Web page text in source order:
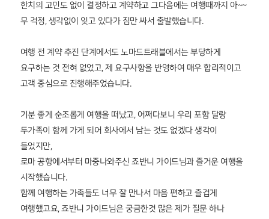
한치의 고민도 없이 결정하고 계약하고 그다음에는 여행때까지 아~~
무 걱정, 생각없이 잊고 있다가 짐만 싸서 출발했습니다.
여행 전 계약 추진 단계에서도 노마드트래블에서는 부당하게
요구하는 것 전혀 없었고, 제 요구사항을 반영하여 매우 합리적이고
고객 중심으로 진행해주었습니다.
기분 좋게 순조롭게 여행을 떠났고, 어쩌다보니 우리 포함 달랑
두가족이 함께 가게 되어 회사에서 남는 것도 없겠다 생각이
들었지만,
로마 공항에서부터 마중나와주신 죠반니 가이드님과 즐거운 여행을
시작했습니다.
함께 여행하는 가족들도 너무 잘 만나서 마음 편하고 즐겁게
여행했고요, 죠반니 가이드님은 궁금한것 많은 제가 질문 하나